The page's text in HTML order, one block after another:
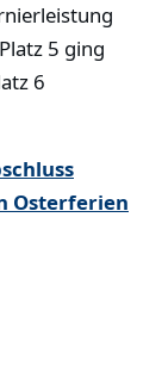
5 ging
6
Osterferien